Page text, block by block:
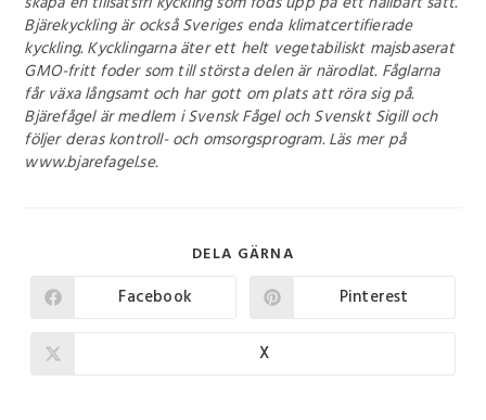
Bjärekyckling är också Sveriges enda klimatcertifierade
kyckling. Kycklingarna äter ett helt vegetabiliskt majsbaserat
GMO-fritt foder som till största delen är närodlat. Fåglarna
får växa långsamt och har gott om plats att röra sig på.
Bjärefågel är medlem i Svensk Fågel och Svenskt Sigill och
följer deras kontroll- och omsorgsprogram. Läs mer på
www.bjarefagel.se.
DELA GÄRNA
Facebook Pinterest
X